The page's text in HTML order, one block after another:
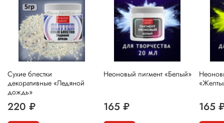
Сухие блестки
декоративные «Ледяной
дождь»
220 ₽
Неоновый пигмент «Белый»
165 ₽ 165